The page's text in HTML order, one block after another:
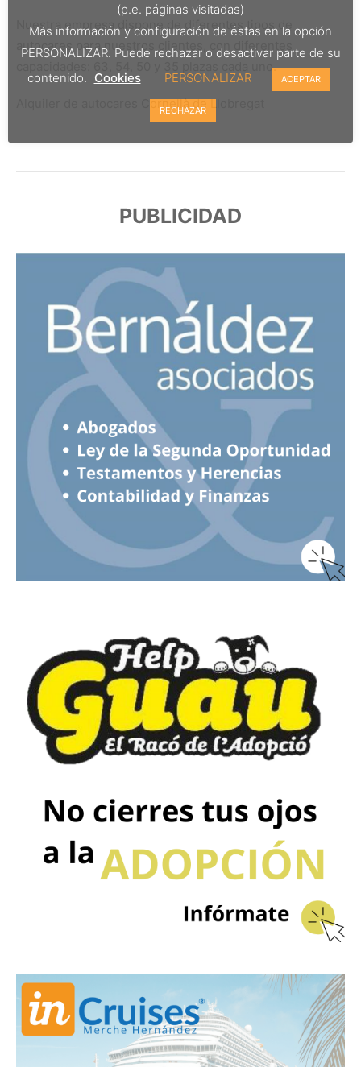
Nuestra empresa dispone de diferentes tipos de
autocares para nuestros clientes, con diferentes
capacidades: 63, 54, 50 y 35 plazas cada uno.
Alquiler de autocares Cornellà de Llobregat
PUBLICIDAD
(p.e. páginas visitadas)
Más información y configuración de éstas en la opción
PERSONALIZAR. Puede rechazar o desactivar parte de su
contenido. Cookies PERSONALIZAR ACEPTAR
RECHAZAR